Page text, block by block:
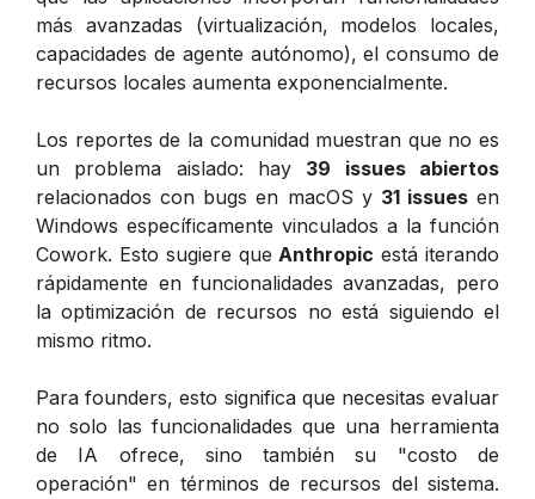
más avanzadas (virtualización, modelos locales,
capacidades de agente autónomo), el consumo de
recursos locales aumenta exponencialmente.
Los reportes de la comunidad muestran que no es
un problema aislado: hay 39 issues abiertos
relacionados con bugs en macOS y 31 issuesen
Windows específicamente vinculados a la función
Cowork. Esto sugiere queAnthropic está iterando
rápidamente en funcionalidades avanzadas, pero
la optimización de recursos no está siguiendo el
mismo ritmo.
Para founders, esto significa que necesitas evaluar
no solo las funcionalidades que una herramienta
de IA ofrece, sino también su "costo de
operación" en términos de recursos del sistema.